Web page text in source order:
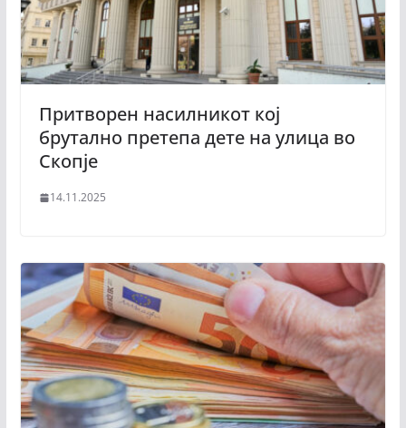
Притворен насилникот кој
брутално претепа дете на улица во
Скопје
14.11.2025